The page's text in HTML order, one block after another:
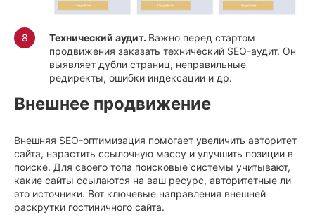
Технический аудит. Важно перед стартом
продвижения заказать технический SEO-аудит. Он
выявляет дубли страниц, неправильные
редиректы, ошибки индексации и др.
Внешнее продвижение
Внешняя SEO-оптимизация помогает увеличить авторитет
сайта, нарастить ссылочную массу и улучшить позиции в
поиске. Для своего топа поисковые системы учитывают,
какие сайты ссылаются на ваш ресурс, авторитетные ли
это источники. Вот ключевые направления внешней
раскрутки гостиничного сайта.